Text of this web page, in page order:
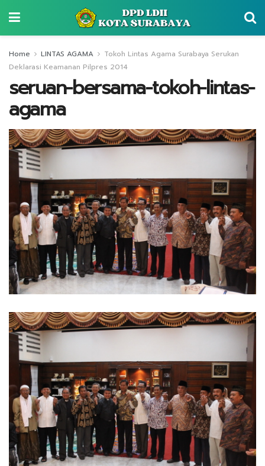
Home LINTAS AGAMA
Tokoh Lintas Agama Surabaya Serukan
Deklarasi Keamanan Pilpres 2014
seruan-bersama-tokoh-lintas-
agama